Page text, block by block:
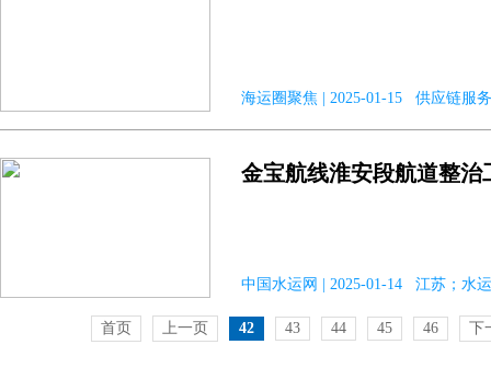
海运圈聚焦 | 2025-01-15 供应链服务
金宝航线淮安段航道整
中国水运网 | 2025-01-14 江苏；水运
首页 上一页 42 43 44 45 46 下